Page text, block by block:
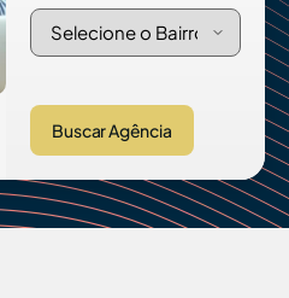
Buscar Agência